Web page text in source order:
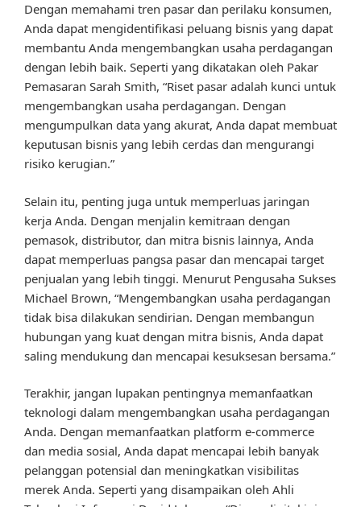
Dengan memahami tren pasar dan perilaku konsumen,
Anda dapat mengidentifikasi peluang bisnis yang dapat
membantu Anda mengembangkan usaha perdagangan
dengan lebih baik. Seperti yang dikatakan oleh Pakar
Pemasaran Sarah Smith, “Riset pasar adalah kunci untuk
mengembangkan usaha perdagangan. Dengan
mengumpulkan data yang akurat, Anda dapat membuat
keputusan bisnis yang lebih cerdas dan mengurangi
risiko kerugian.”
Selain itu, penting juga untuk memperluas jaringan
kerja Anda. Dengan menjalin kemitraan dengan
pemasok, distributor, dan mitra bisnis lainnya, Anda
dapat memperluas pangsa pasar dan mencapai target
penjualan yang lebih tinggi. Menurut Pengusaha Sukses
Michael Brown, “Mengembangkan usaha perdagangan
tidak bisa dilakukan sendirian. Dengan membangun
hubungan yang kuat dengan mitra bisnis, Anda dapat
saling mendukung dan mencapai kesuksesan bersama.”
Terakhir, jangan lupakan pentingnya memanfaatkan
teknologi dalam mengembangkan usaha perdagangan
Anda. Dengan memanfaatkan platform e-commerce
dan media sosial, Anda dapat mencapai lebih banyak
pelanggan potensial dan meningkatkan visibilitas
merek Anda. Seperti yang disampaikan oleh Ahli